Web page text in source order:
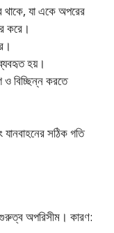
থাকে, যা একে অপরের
করে।
হয়।
ও বিচ্ছিন্ন করতে
সঠিক গতি
গুরুত্ব অপরিসীম। কারণ: